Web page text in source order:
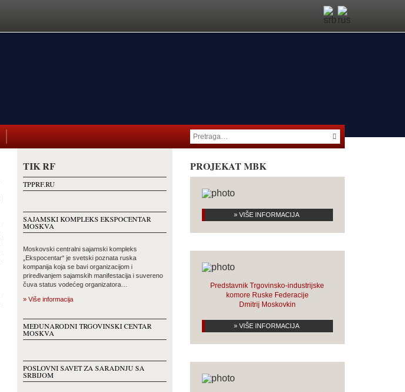
TIK RF
TPPRF.RU
SAJAMSKI KOMPLEKS EKSPOCENTAR
MOSKVA
Moskovski centralni sajamski kompleks
„Ekspocentar“ je svetski poznata ruska
kompanija koja se bavi organizacijom i
priređivanjem sajamskih manifestacija i suvereno
čuva status vodećeg organizatora…
» Više informacija
MEĐUNARODNI TRGOVINSKI CENTAR
MOSKVA
POSLOVNI SAVET ZA SARADNJU SA
SRBIJOM
PROJEKAT MBK
» VIŠE INFORMACIJA
Predstavnik Trgovinsko-industrijske
komore Ruske Federacije
Dmitrij Moskovkin
» VIŠE INFORMACIJA